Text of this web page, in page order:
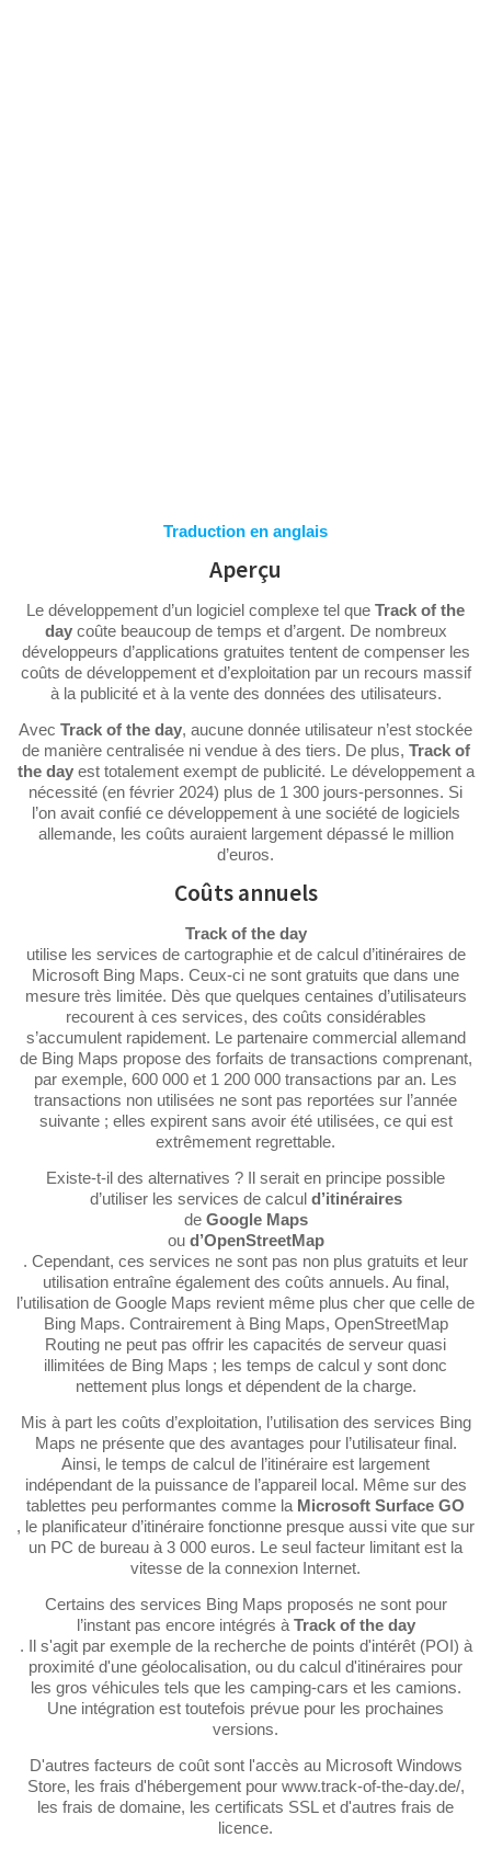
Traduction en anglais
Aperçu
Le développement d’un logiciel complexe tel que Track of the
daycoûte beaucoup de temps et d’argent. De nombreux
développeurs d’applications gratuites tentent de compenser les
coûts de développement et d’exploitation par un recours massif
à la publicité et à la vente des données des utilisateurs.
Avec Track of the day, aucune donnée utilisateur n’est stockée
de manière centralisée ni vendue à des tiers. De plus, Track of
the dayest totalement exempt de publicité. Le développement a
nécessité (en février 2024) plus de 1 300 jours-personnes. Si
l’on avait confié ce développement à une société de logiciels
allemande, les coûts auraient largement dépassé le million
d’euros.
Coûts annuels
Track of the day
utilise les services de cartographie et de calcul d’itinéraires de
Microsoft Bing Maps. Ceux-ci ne sont gratuits que dans une
mesure très limitée. Dès que quelques centaines d’utilisateurs
recourent à ces services, des coûts considérables
s’accumulent rapidement. Le partenaire commercial allemand
de Bing Maps propose des forfaits de transactions comprenant,
par exemple, 600 000 et 1 200 000 transactions par an. Les
transactions non utilisées ne sont pas reportées sur l’année
suivante ; elles expirent sans avoir été utilisées, ce qui est
extrêmement regrettable.
Existe-t-il des alternatives ? Il serait en principe possible
d’utiliser les services de calcul d’itinéraires
de Google Maps
ou d’OpenStreetMap
. Cependant, ces services ne sont pas non plus gratuits et leur
utilisation entraîne également des coûts annuels. Au final,
l’utilisation de Google Maps revient même plus cher que celle de
Bing Maps. Contrairement à Bing Maps, OpenStreetMap
Routing ne peut pas offrir les capacités de serveur quasi
illimitées de Bing Maps ; les temps de calcul y sont donc
nettement plus longs et dépendent de la charge.
Mis à part les coûts d’exploitation, l’utilisation des services Bing
Maps ne présente que des avantages pour l’utilisateur final.
Ainsi, le temps de calcul de l’itinéraire est largement
indépendant de la puissance de l’appareil local. Même sur des
tablettes peu performantes comme la Microsoft Surface GO
, le planificateur d’itinéraire fonctionne presque aussi vite que sur
un PC de bureau à 3 000 euros. Le seul facteur limitant est la
vitesse de la connexion Internet.
Certains des services Bing Maps proposés ne sont pour
l’instant pas encore intégrés à Track of the day
. Il s'agit par exemple de la recherche de points d'intérêt (POI) à
proximité d'une géolocalisation, ou du calcul d'itinéraires pour
les gros véhicules tels que les camping-cars et les camions.
Une intégration est toutefois prévue pour les prochaines
versions.
D'autres facteurs de coût sont l'accès au Microsoft Windows
Store, les frais d'hébergement pour www.track-of-the-day.de/,
les frais de domaine, les certificats SSL et d'autres frais de
licence.